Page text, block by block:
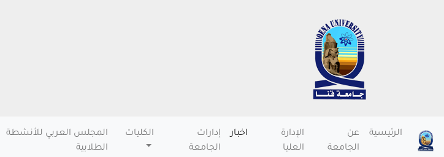
الرئيسية
عن
الجامعة
الإدارة
العليا
اخبار
إدارات
الجامعة
الكليات
المجلس العربي للأنشطة
الطلابية